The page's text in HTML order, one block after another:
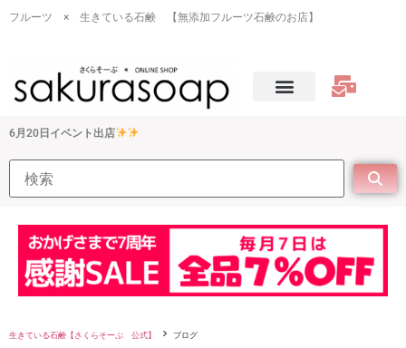
フルーツ × 生きている石鹸 【無添加フルーツ石鹸のお店】
6月20日イベント出店
生きている石鹸【さくらそーぷ 公式】 ブログ